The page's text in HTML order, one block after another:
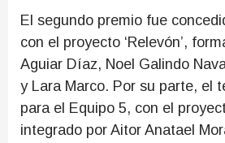
El segundo premio fue
con el proyecto ‘Relevón’,
Aguiar Díaz, Noel Galindo
y Lara Marco. Por su parte, el
para el Equipo 5, con el
integrado por Aitor Anatael